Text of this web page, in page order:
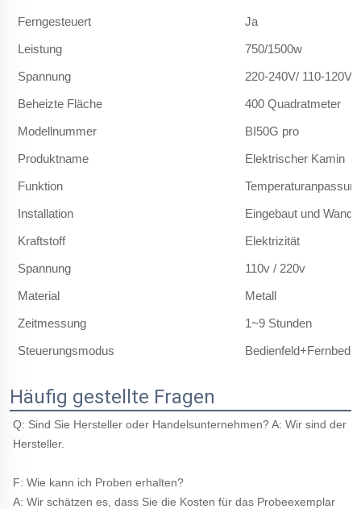
Ferngesteuert
Ja
Leistung
750/1500w
Spannung
220-240V/ 110-120V
Beheizte Fläche
400 Quadratmeter
Modellnummer
BI50G pro
Produktname
Elektrischer Kamin
Funktion
Installation
Eingebaut und
Kraftstoff
Elektrizität
Spannung
110v / 220v
Material
Metall
Zeitmessung
1~9 Stunden
Steuerungsmodus
Häufig gestellte Fragen
Q: Sind Sie Hersteller oder Handelsunternehmen? A: Wir sind der
Hersteller.
F: Wie kann ich Proben erhalten?
A: Wir schätzen es, dass Sie die Kosten für das Probeexemplar